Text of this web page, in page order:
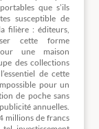
que s’ils
susceptible de
filière : éditeurs,
cette forme
une maison
des collections
de cette
pour un
de poche sans
annuelles.
millions de francs